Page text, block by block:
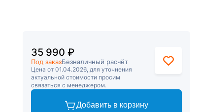
35 990 ₽
Под заказБезналичный расчёт
Цена от 01.04.2026, для уточнения
актуальной стоимости просим
связаться с менеджером.
Добавить в корзину